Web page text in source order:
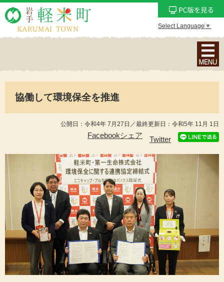
Select Language ▼
ナ
ビ
ン
メ
ュ
ー
表
協働して環境保全を推進
公開日：令和4年 7月27日／最終更新日：令和5年 11月 1日
Facebookシェア Twitter